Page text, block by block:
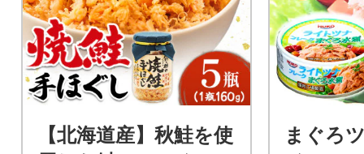
【北海道産】秋鮭を使
まぐろ